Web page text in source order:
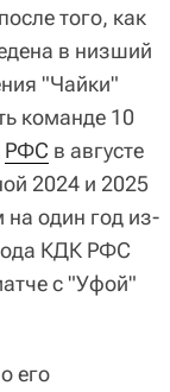
того, как
в низший
"Чайки"
команде 10
РФС в августе
2024 и 2025
один год из-
КДК РФС
с "Уфой"
его